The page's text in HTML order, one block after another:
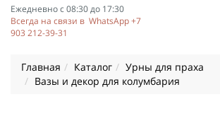
Ежедневно с 08:30 до 17:30
Всегда на связи в WhatsApp +7
903 212-39-31
Главная Каталог
Урны для праха
Вазы и декор для колумбария